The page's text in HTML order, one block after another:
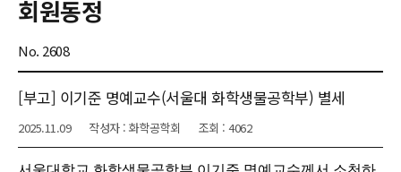
회원동정
No. 2608
[부고] 이기준 명예교수(서울대 화학생물공학부) 별세
2025.11.09 작성자 : 화학공학회 조회 : 4062